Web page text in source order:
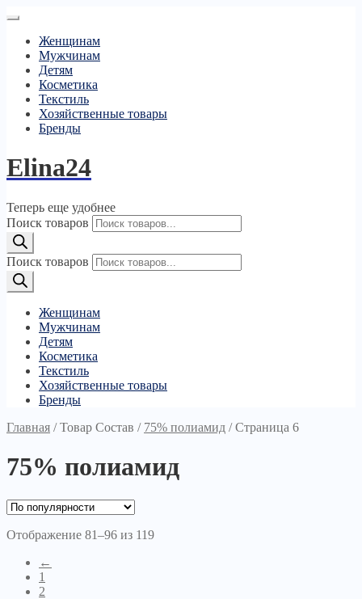
Женщинам
Мужчинам
Детям
Косметика
Текстиль
Хозяйственные товары
Бренды
Elina24
Теперь еще удобнее
Поиск товаров
Поиск товаров
Женщинам
Мужчинам
Детям
Косметика
Текстиль
Хозяйственные товары
Бренды
Главная /Товар Состав / 75% полиамид /Страница 6
75% полиамид
Отображение 81–96 из 119
←
1
2